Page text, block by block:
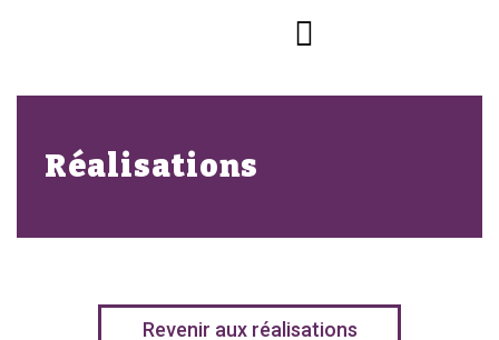
Réalisations
Revenir aux réalisations